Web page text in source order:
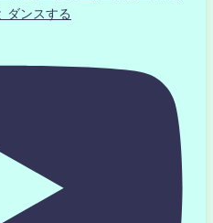
ダンスする